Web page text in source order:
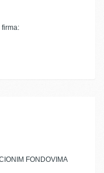
firma:
FONDOVIMA